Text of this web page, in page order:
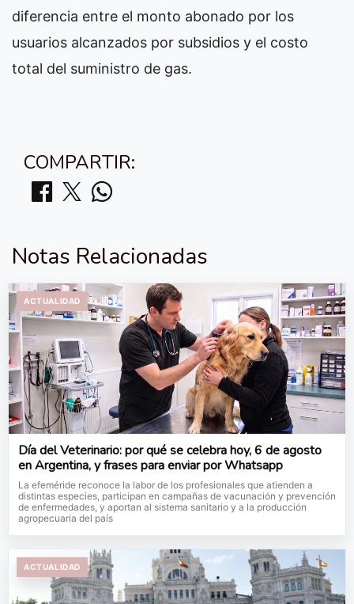
diferencia entre el monto abonado por los
usuarios alcanzados por subsidios y el costo
total del suministro de gas.
COMPARTIR:
Notas Relacionadas
ACTUALIDAD
Día del Veterinario: por qué se celebra hoy, 6 de agosto
en Argentina, y frases para enviar por Whatsapp
La efeméride reconoce la labor de los profesionales que atienden a
distintas especies, participan en campañas de vacunación y prevención
de enfermedades, y aportan al sistema sanitario y a la producción
agropecuaria del país
ACTUALIDAD